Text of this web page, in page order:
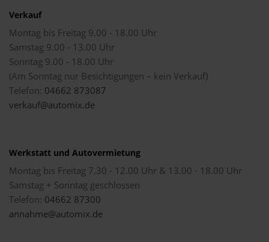
Verkauf
Montag bis Freitag 9.00 - 18.00 Uhr
Samstag 9.00 - 13.00 Uhr
Sonntag 9.00 - 18.00 Uhr
(Am Sonntag nur Besichtigungen – kein Verkauf)
Telefon: 04662 873087
verkauf@automix.de
Werkstatt und Autovermietung
Montag bis Freitag 7.30 - 12.00 Uhr & 13.00 - 18.00 Uhr
Samstag + Sonntag geschlossen
Telefon: 04662 87300
annahme@automix.de